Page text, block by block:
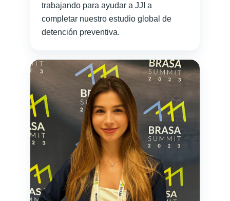
trabajando para ayudar a JJI a
completar nuestro estudio global de
detención preventiva.